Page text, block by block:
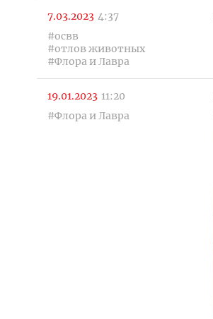
7.03.2023 4:37
#освв
#отлов животных
#Флора и Лавра
19.01.2023 11:20
#Флора и Лавра